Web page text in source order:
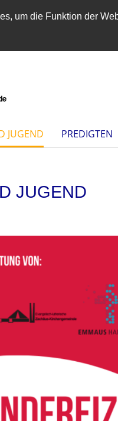
um die Funktion der
JUGEND PREDIGTEN
JUGEND